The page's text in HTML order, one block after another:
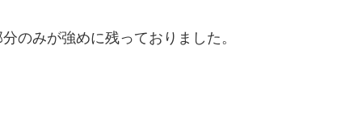
のみが強めに残っておりました。